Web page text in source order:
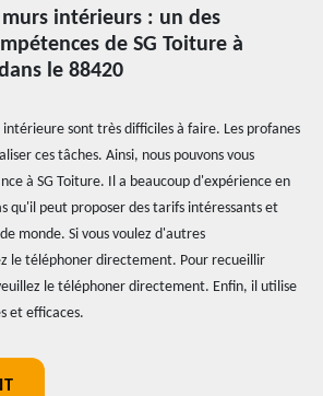
intérieurs : un des
de SG Toiture à
le 88420
sont très difficiles à faire. Les profanes
ces tâches. Ainsi, nous pouvons vous
à SG Toiture. Il a beaucoup d'expérience en
qu'il peut proposer des tarifs intéressants et
monde. Si vous voulez d'autres
le téléphoner directement. Pour recueillir
le téléphoner directement. Enfin, il utilise
et efficaces.